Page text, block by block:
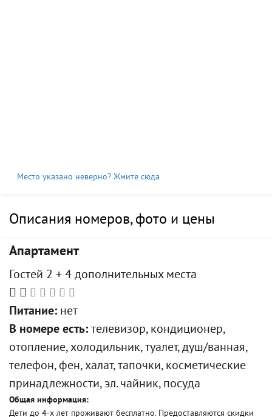
Место указано неверно? Жмите сюда
Описания номеров, фото и цены
Апартамент
Гостей 2 + 4 дополнительных места
Питание: нет
В номере есть: телевизор, кондиционер,
отопление, холодильник, туалет, душ/ванная,
телефон, фен, халат, тапочки, косметические
принадлежности, эл. чайник, посуда
Общая информация:
Дети до 4-х лет проживают бесплатно. Предоставляются скидки